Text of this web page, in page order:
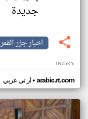
جديدة
اخبار جزر القمر
TN75KY
ار تي عربي• arabic.rt.com